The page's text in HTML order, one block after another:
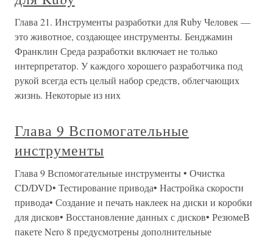
Глава 21. Инструменты разработки для Ruby Человек —
это животное, создающее инструменты. Бенджамин
Франклин Среда разработки включает не только
интерпретатор. У каждого хорошего разработчика под
рукой всегда есть целый набор средств, облегчающих
жизнь. Некоторые из них
Глава 9 Вспомогательные
инструменты
Глава 9 Вспомогательные инструменты • Очистка
CD/DVD• Тестирование привода• Настройка скорости
привода• Создание и печать наклеек на диски и коробки
для дисков• Восстановление данных с дисков• РезюмеВ
пакете Nero 8 предусмотрены дополнительные